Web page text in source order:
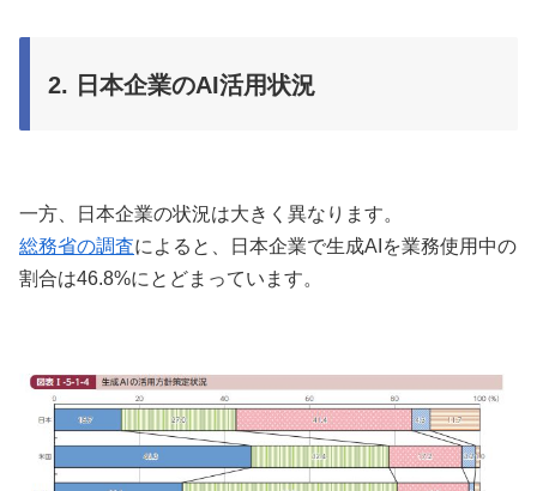
2. 日本企業のAI活用状況
一方、日本企業の状況は大きく異なります。
総務省の調査によると、日本企業で生成AIを業務使用中の
割合は46.8%にとどまっています。